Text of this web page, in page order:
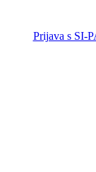
Prijava s SI-